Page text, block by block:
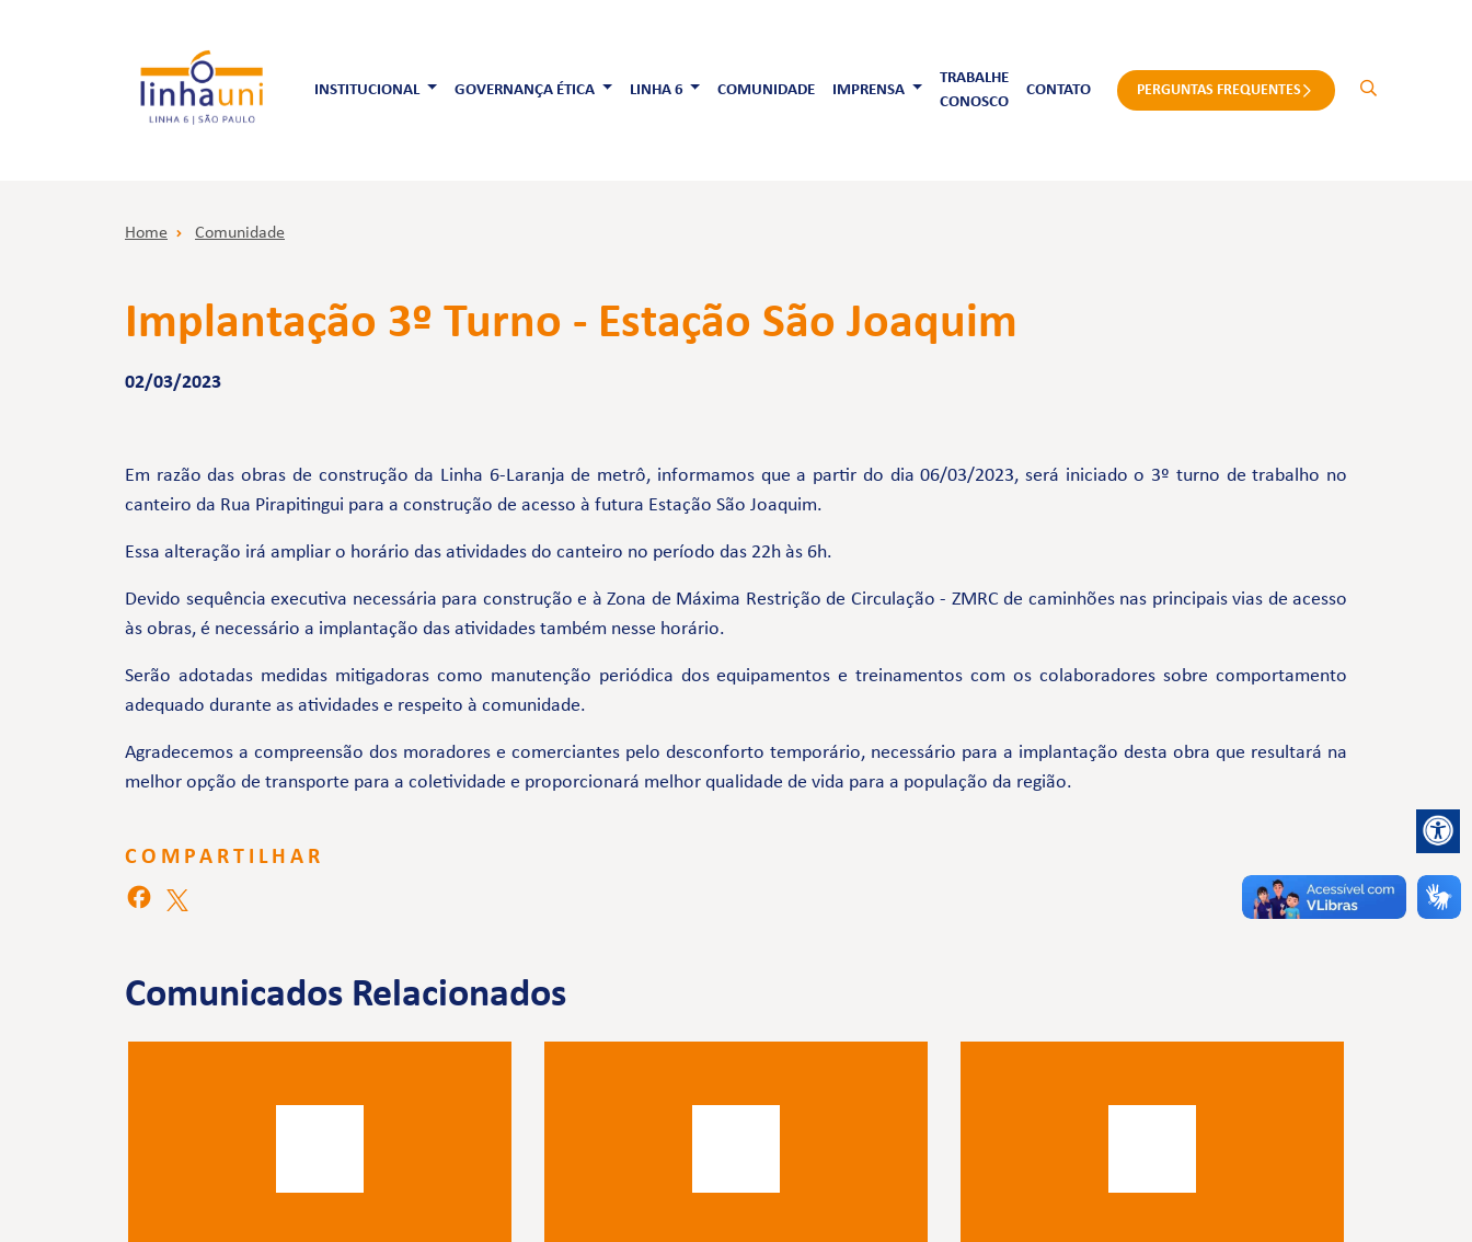
INSTITUCIONAL GOVERNANÇA ÉTICA LINHA 6 COMUNIDADE IMPRENSA
TRABALHE
CONOSCO
CONTATO PERGUNTAS FREQUENTES
Home Comunidade
Implantação 3º Turno - Estação São Joaquim
02/03/2023
Em razão das obras de construção da Linha 6-Laranja de metrô, informamos que a partir do dia 06/03/2023, será iniciado o 3º turno de trabalho no
canteiro da Rua Pirapitingui para a construção de acesso à futura Estação São Joaquim.
Essa alteração irá ampliar o horário das atividades do canteiro no período das 22h às 6h.
Devido sequência executiva necessária para construção e à Zona de Máxima Restrição de Circulação - ZMRC de caminhões nas principais vias de acesso
às obras, é necessário a implantação das atividades também nesse horário.
Serão adotadas medidas mitigadoras como manutenção periódica dos equipamentos e treinamentos com os colaboradores sobre comportamento
adequado durante as atividades e respeito à comunidade.
Agradecemos a compreensão dos moradores e comerciantes pelo desconforto temporário, necessário para a implantação desta obra que resultará na
melhor opção de transporte para a coletividade e proporcionará melhor qualidade de vida para a população da região.
COMPARTILHAR
Comunicados Relacionados